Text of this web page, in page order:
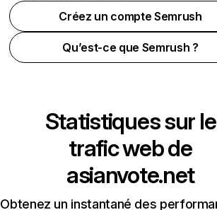
Créez un compte Semrush
Qu’est-ce que Semrush ?
Statistiques sur le
trafic web de
asianvote.net
Obtenez un instantané des